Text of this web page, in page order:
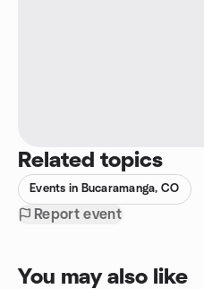
Related topics
Events in Bucaramanga, CO
Report event
You may also like